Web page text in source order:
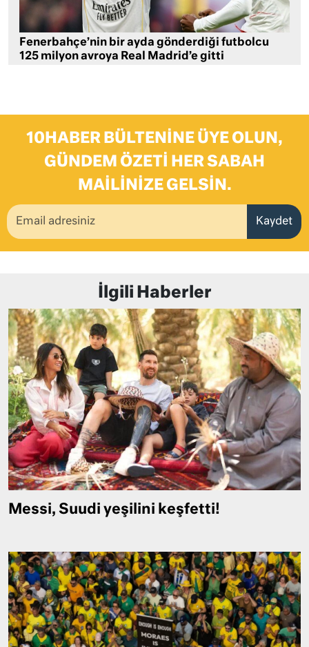
Fenerbahçe’nin bir ayda gönderdiği futbolcu
125 milyon avroya Real Madrid’e gitti
10HABER BÜLTENINE ÜYE OLUN,
GÜNDEM ÖZETI HER SABAH
MAILINIZE GELSIN.
Kaydet
İlgili Haberler
Messi, Suudi yeşilini keşfetti!